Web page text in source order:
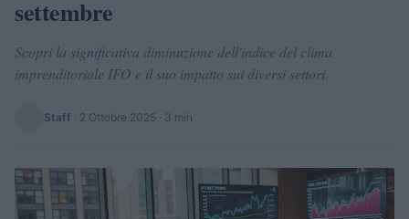
settembre
Scopri la significativa diminuzione dell'indice del clima
imprenditoriale IFO e il suo impatto sui diversi settori.
Staff · 2 Ottobre 2025 · 3 min